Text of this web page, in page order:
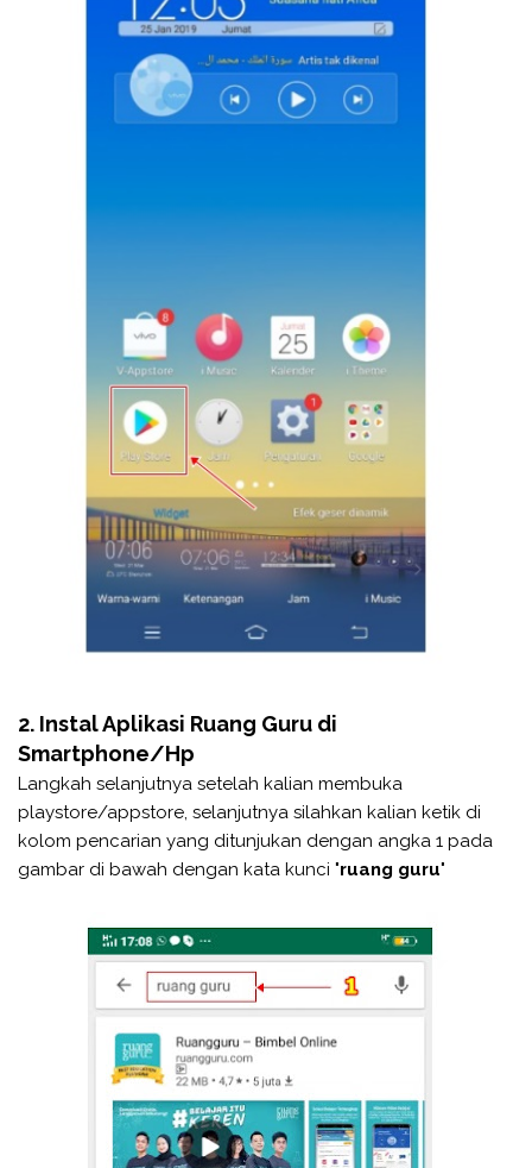
2. Instal Aplikasi Ruang Guru di
Smartphone/Hp
Langkah selanjutnya setelah kalian membuka
playstore/appstore, selanjutnya silahkan kalian ketik di
kolom pencarian yang ditunjukan dengan angka 1 pada
gambar di bawah dengan kata kunci "ruang guru"